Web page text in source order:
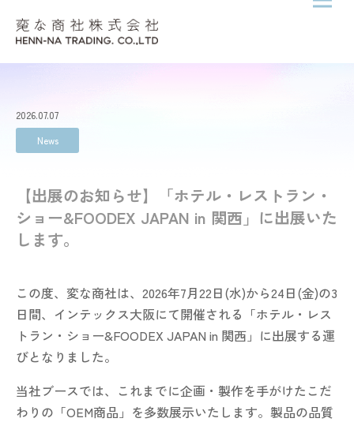
メニ
2026.07.07
News
【出展のお知らせ】「ホテル・レストラン・
ショー&FOODEX JAPAN in 関西」に出展いた
します。
この度、変な商社は、2026年7月22日(水)から24日(金)の3
日間、インテックス大阪にて開催される「ホテル・レス
トラン・ショー&FOODEX JAPAN in 関西」に出展する運
びとなりました。
当社ブースでは、これまでに企画・製作を手がけたこだ
わりの「OEM商品」を多数展示いたします。製品の品質